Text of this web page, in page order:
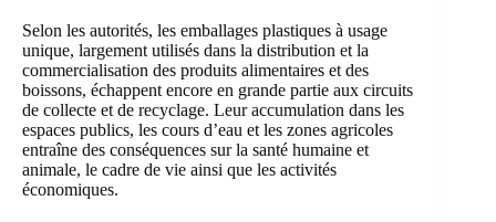
Selon les autorités, les emballages plastiques à usage
unique, largement utilisés dans la distribution et la
commercialisation des produits alimentaires et des
boissons, échappent encore en grande partie aux circuits
de collecte et de recyclage. Leur accumulation dans les
espaces publics, les cours d’eau et les zones agricoles
entraîne des conséquences sur la santé humaine et
animale, le cadre de vie ainsi que les activités
économiques.